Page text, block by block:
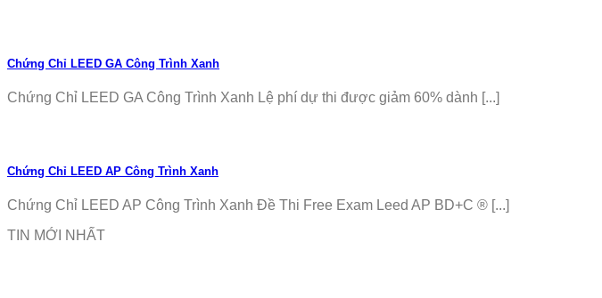
Chứng Chỉ LEED GA Công Trình Xanh
Chứng Chỉ LEED GA Công Trình Xanh Lệ phí dự thi được giảm 60% dành [...]
Chứng Chỉ LEED AP Công Trình Xanh
Chứng Chỉ LEED AP Công Trình Xanh Đề Thi Free Exam Leed AP BD+C ® [...]
TIN MỚI NHẤT